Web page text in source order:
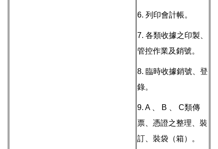
6. 列印會計帳。
7. 各類收據之印製、
管控作業及銷號。
8. 臨時收據銷號、登
錄。
9. A 、 B 、 C類傳
票、憑證之整理、裝
訂、裝袋（箱）。